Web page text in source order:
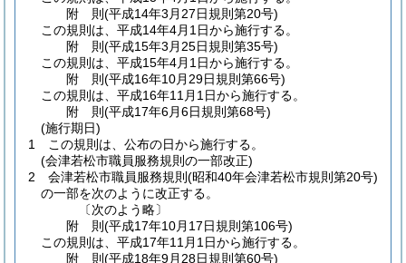
附 則(平成14年3月27日規則第20号)
この規則は、平成14年4月1日から施行する。
附 則(平成15年3月25日規則第35号)
この規則は、平成15年4月1日から施行する。
附 則(平成16年10月29日規則第66号)
この規則は、平成16年11月1日から施行する。
附 則(平成17年6月6日規則第68号)
(施行期日)
1
この規則は、公布の日から施行する。
(会津若松市職員服務規則の一部改正)
2
会津若松市職員服務規則 (昭和40年会津若松市規則第20号)
の一部を次のように改正する。
〔次のよう略〕
附 則(平成17年10月17日規則第106号)
この規則は、平成17年11月1日から施行する。
附 則(平成18年9月28日規則第60号)